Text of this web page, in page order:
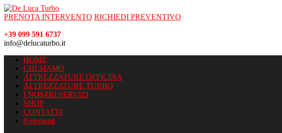
PRENOTA INTERVENTO RICHIEDI PREVENTIVO
+39 099 591 6737
info@delucaturbo.it
HOME
CHI SIAMO
ATTREZZATURE OFFICINA
ATTREZZATURE TURBO
I NOSTRI SERVIZI
SHOP
CONTATTI
0 elementi